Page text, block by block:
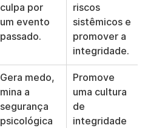
culpa por
um evento
passado.
riscos
sistêmicos e
promover a
integridade.
Gera medo,
mina a
segurança
psicológica
Promove
uma cultura
de
integridade